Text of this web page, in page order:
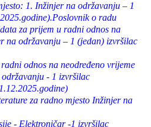
1. Inžinjer na održavanju – 1
o radu
za prijem u radni odnos na
na održavanju – 1 (jedan) izvršilac
odnos na neodređeno vrijeme
- 1 izvršilac
za radno mjesto Inžinjer na
- Elektroničar -1 izvršilac